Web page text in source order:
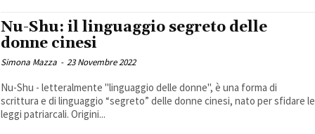
Nu-Shu: il linguaggio segreto delle
donne cinesi
Simona Mazza - 23 Novembre 2022
Nu-Shu - letteralmente "linguaggio delle donne", è una forma di
scrittura e di linguaggio “segreto” delle donne cinesi, nato per sfidare le
leggi patriarcali. Origini...